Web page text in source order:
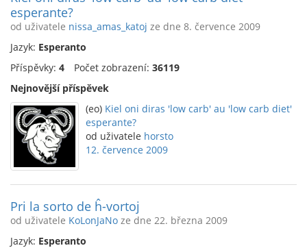
esperante?
od uživatele nissa_amas_katoj ze dne 8. července 2009
Jazyk: Esperanto
Příspěvky: 4 Počet zobrazení: 36119
Nejnovější příspěvek
(eo) Kiel oni diras 'low carb' au 'low carb diet'
esperante?
od uživatele horsto
12. července 2009
Pri la sorto de ĥ-vortoj
od uživatele KoLonJaNo ze dne 22. března 2009
Jazyk: Esperanto